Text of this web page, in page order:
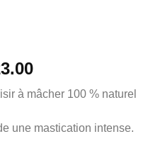
Plage
de
prix :
CHF 13.00
à
à mâcher 100 % naturel
une mastication intense.